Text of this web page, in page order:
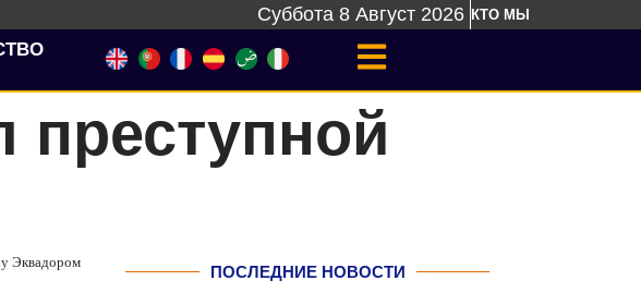
Суббота 8 Август 2026 КТО МЫ
преступной
Эквадором
ПОСЛЕДНИЕ НОВОСТИ